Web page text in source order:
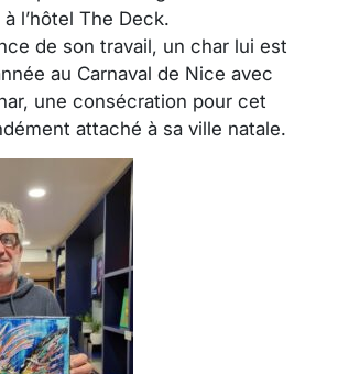
l’hôtel The Deck.
de son travail, un char lui est
au Carnaval de Nice avec
une consécration pour cet
attaché à sa ville natale.